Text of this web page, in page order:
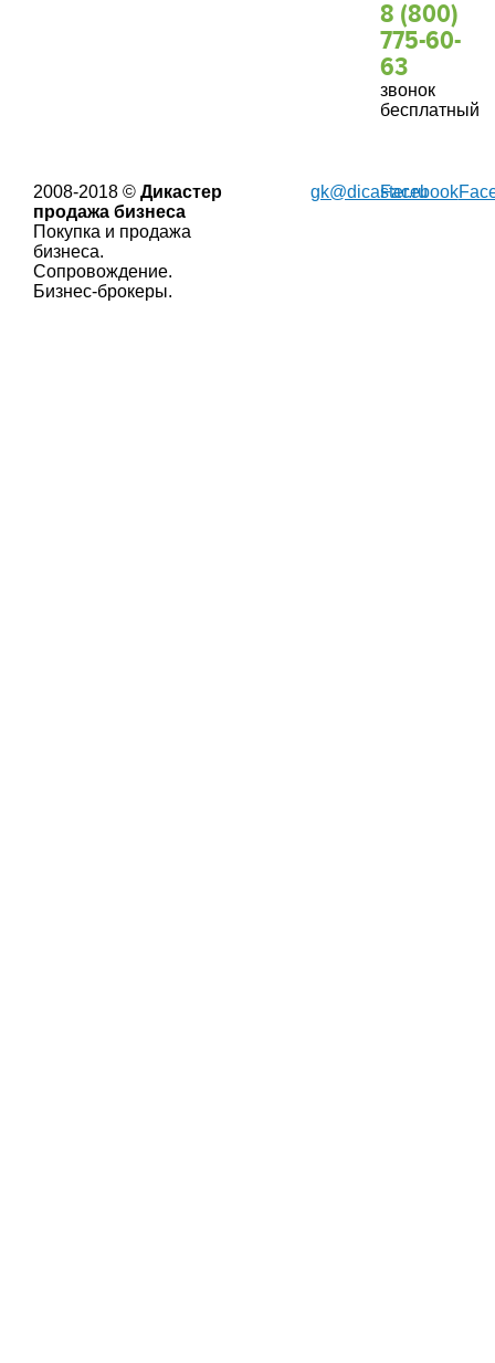
8 (800)
775-60-
63
звонок
бесплатный
2008-2018 © Дикастер
продажа бизнеса
Покупка и продажа
бизнеса.
Сопровождение.
Бизнес-брокеры.
gk@dicaster.ru
Facebook